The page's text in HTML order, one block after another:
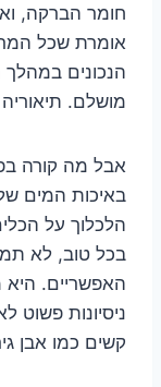
חומר הברקה,
אומרת שכל
הנכונים במהלך
מושלם.
אבל מה קורה
באיכות המים
הלכלוך על
בכל טוב, לא
האפשריים.
ניסיונות
קשים כמו אבן